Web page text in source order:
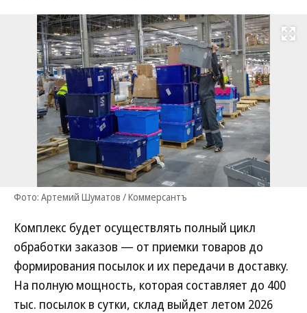
Развернуть
Фото: Артемий Шуматов / Коммерсантъ
Комплекс будет осуществлять полный цикл
обработки заказов — от приемки товаров до
формирования посылок и их передачи в доставку.
На полную мощность, которая составляет до 400
тыс. посылок в сутки, склад выйдет летом 2026